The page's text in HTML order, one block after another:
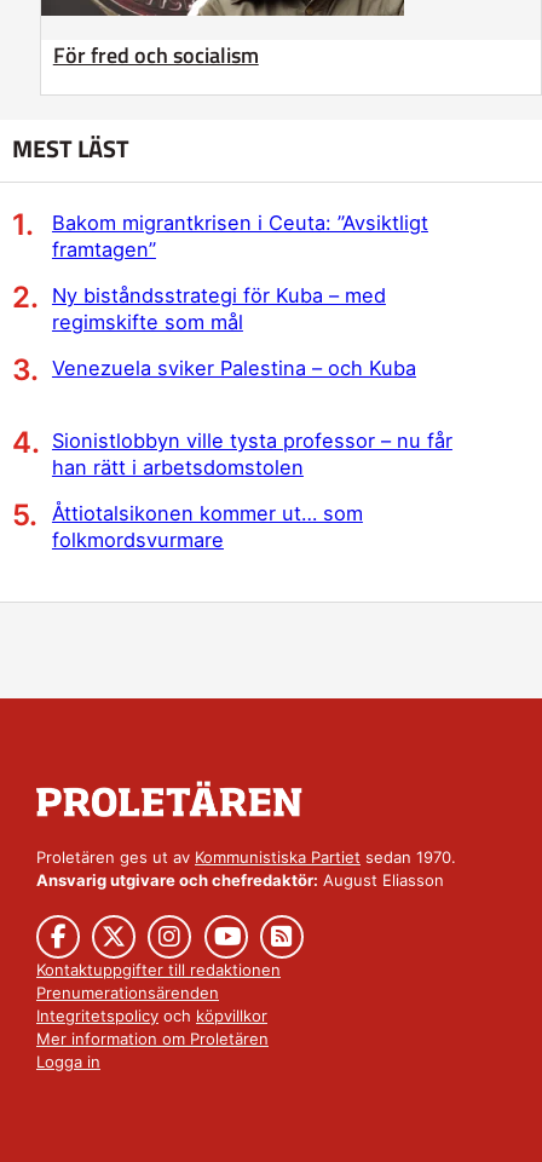
För fred och socialism
MEST LÄST
Bakom migrantkrisen i Ceuta: ”Avsiktligt
framtagen”
Ny biståndsstrategi för Kuba – med
regimskifte som mål
Venezuela sviker Palestina – och Kuba
Sionistlobbyn ville tysta professor – nu får
han rätt i arbetsdomstolen
Åttiotalsikonen kommer ut… som
folkmordsvurmare
Proletären ges ut av Kommunistiska Partiet sedan 1970.
Ansvarig utgivare och chefredaktör: August Eliasson
Kontaktuppgifter till redaktionen
Prenumerationsärenden
Integritetspolicy och köpvillkor
Mer information om Proletären
Logga in